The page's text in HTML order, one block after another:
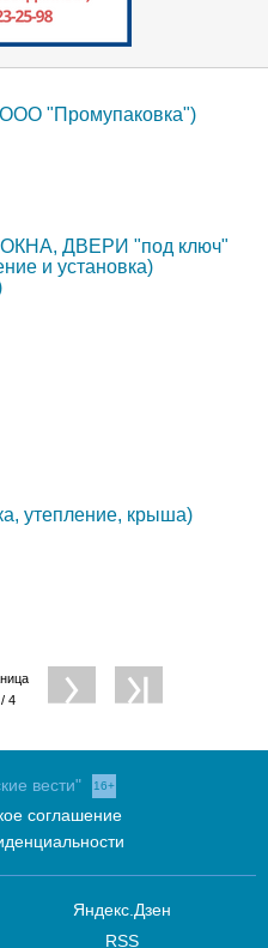
"Промупаковка")
ДВЕРИ "под ключ"
и установка)
утепление, крыша)
4
вести" 16+
соглашение
Яндекс.Дзен
RSS